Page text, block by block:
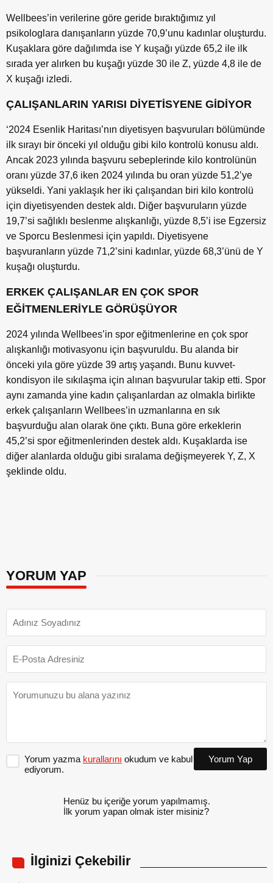
Wellbees’in verilerine göre geride bıraktığımız yıl
psikologlara danışanların yüzde 70,9’unu kadınlar oluşturdu.
Kuşaklara göre dağılımda ise Y kuşağı yüzde 65,2 ile ilk
sırada yer alırken bu kuşağı yüzde 30 ile Z, yüzde 4,8 ile de
X kuşağı izledi.
ÇALIŞANLARIN YARISI DİYETİSYENE GİDİYOR
‘2024 Esenlik Haritası’nın diyetisyen başvuruları bölümünde
ilk sırayı bir önceki yıl olduğu gibi kilo kontrolü konusu aldı.
Ancak 2023 yılında başvuru sebeplerinde kilo kontrolünün
oranı yüzde 37,6 iken 2024 yılında bu oran yüzde 51,2’ye
yükseldi. Yani yaklaşık her iki çalışandan biri kilo kontrolü
için diyetisyenden destek aldı. Diğer başvuruların yüzde
19,7’si sağlıklı beslenme alışkanlığı, yüzde 8,5’i ise Egzersiz
ve Sporcu Beslenmesi için yapıldı. Diyetisyene
başvuranların yüzde 71,2’sini kadınlar, yüzde 68,3’ünü de Y
kuşağı oluşturdu.
ERKEK ÇALIŞANLAR EN ÇOK SPOR
EĞİTMENLERİYLE GÖRÜŞÜYOR
2024 yılında Wellbees’in spor eğitmenlerine en çok spor
alışkanlığı motivasyonu için başvuruldu. Bu alanda bir
önceki yıla göre yüzde 39 artış yaşandı. Bunu kuvvet-
kondisyon ile sıkılaşma için alınan başvurular takip etti. Spor
aynı zamanda yine kadın çalışanlardan az olmakla birlikte
erkek çalışanların Wellbees’in uzmanlarına en sık
başvurduğu alan olarak öne çıktı. Buna göre erkeklerin
45,2’si spor eğitmenlerinden destek aldı. Kuşaklarda ise
diğer alanlarda olduğu gibi sıralama değişmeyerek Y, Z, X
şeklinde oldu.
YORUM YAP
Yorum yazma kurallarını okudum ve kabul
ediyorum.
Yorum Yap
Henüz bu içeriğe yorum yapılmamış.
İlk yorum yapan olmak ister misiniz?
İlginizi Çekebilir